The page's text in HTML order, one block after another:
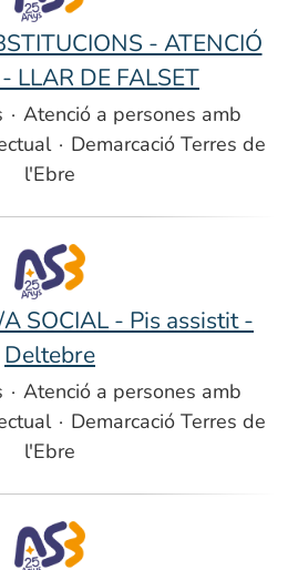
- ATENCIÓ
LLAR DE FALSET
· Atenció a persones amb
· Demarcació Terres de
l'Ebre
SOCIAL - Pis assistit -
Deltebre
· Atenció a persones amb
· Demarcació Terres de
l'Ebre